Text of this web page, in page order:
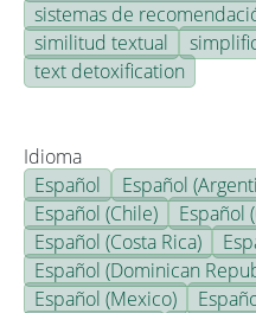
sistemas de
similitud textual
text detoxification
Idioma
Español
Español
Español (Chile)
Español
Español (Costa Rica)
Español (Dominican
Español (Mexico)